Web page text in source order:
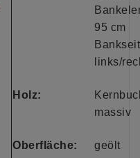
95 cm
links/
Holz:
massiv
Oberfläche: geölt